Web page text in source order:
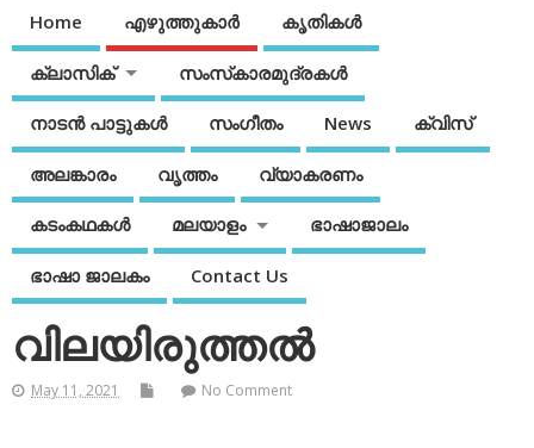
Home എഴുത്തുകാര്‍ കൃതികൾ
ക്ലാസിക് സംസ്‌കാരമുദ്രകള്‍
നാടന്‍ പാട്ടുകള്‍ സംഗീതം News ക്വിസ്
അലങ്കാരം വൃത്തം വ്യാകരണം
കടംകഥകള്‍ മലയാളം ഭാഷാജാലം
ഭാഷാ ജാലകം Contact Us
വിലയിരുത്തല്‍
May 11, 2021 No Comment